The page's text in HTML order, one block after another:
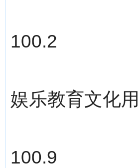
100.2
娱乐教育文化
100.9